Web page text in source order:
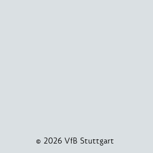
© 2026 VfB Stuttgart